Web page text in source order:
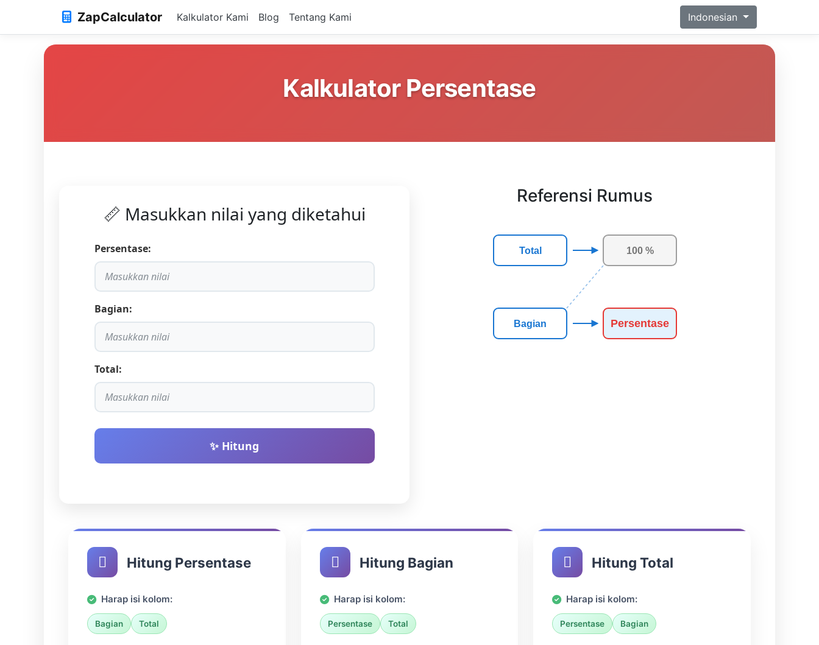
ZapCalculator Kalkulator Kami Blog Tentang Kami Indonesian
Kalkulator Persentase
📏 Masukkan nilai yang diketahui
Persentase:
Bagian:
Total:
✨ Hitung
Referensi Rumus
Total 100 %
Bagian Persentase
Hitung Persentase
Harap isi kolom:
Bagian Total
Hitung Bagian
Harap isi kolom:
Persentase Total
Hitung Total
Harap isi kolom:
Persentase Bagian